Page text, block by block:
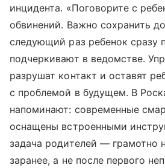
инцидента. «Поговорите с
обвинений. Важно сохранить
следующий раз ребенок
подчеркивают в ведомстве.
разрушат контакт и оставят
с проблемой в будущем. В
напоминают: современные
оснащены встроенными
задача родителей — грамотно
заранее, а не после первого